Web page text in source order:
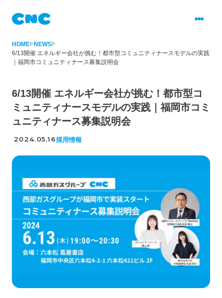
HOME
NEWS
6/13開催 エネルギー会社が挑む！都市型コミュニティナースモデルの実践
｜福岡市コミュニティナース募集説明会
6/13開催 エネルギー会社が挑む！都市型コ
ミュニティナースモデルの実践｜福岡市コミ
ュニティナース募集説明会
2024.05.16採用情報